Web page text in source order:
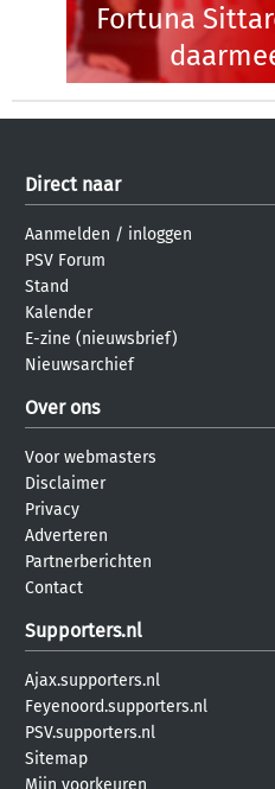
Fortuna
Direct naar
Aanmelden / inloggen
PSV Forum
Stand
Kalender
E-zine (nieuwsbrief)
Nieuwsarchief
Over ons
Voor webmasters
Disclaimer
Privacy
Adverteren
Partnerberichten
Contact
Supporters.nl
Ajax.supporters.nl
Feyenoord.supporters.nl
PSV.supporters.nl
Sitemap
Mijn voorkeuren